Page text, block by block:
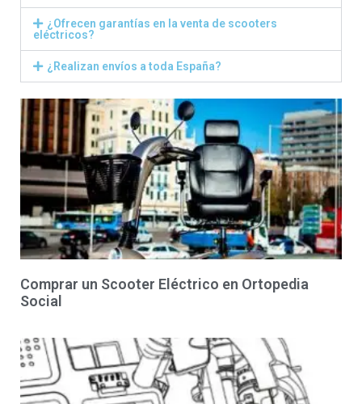
¿Ofrecen garantías en la venta de scooters
eléctricos?
¿Realizan envíos a toda España?
Comprar un Scooter Eléctrico en Ortopedia
Social